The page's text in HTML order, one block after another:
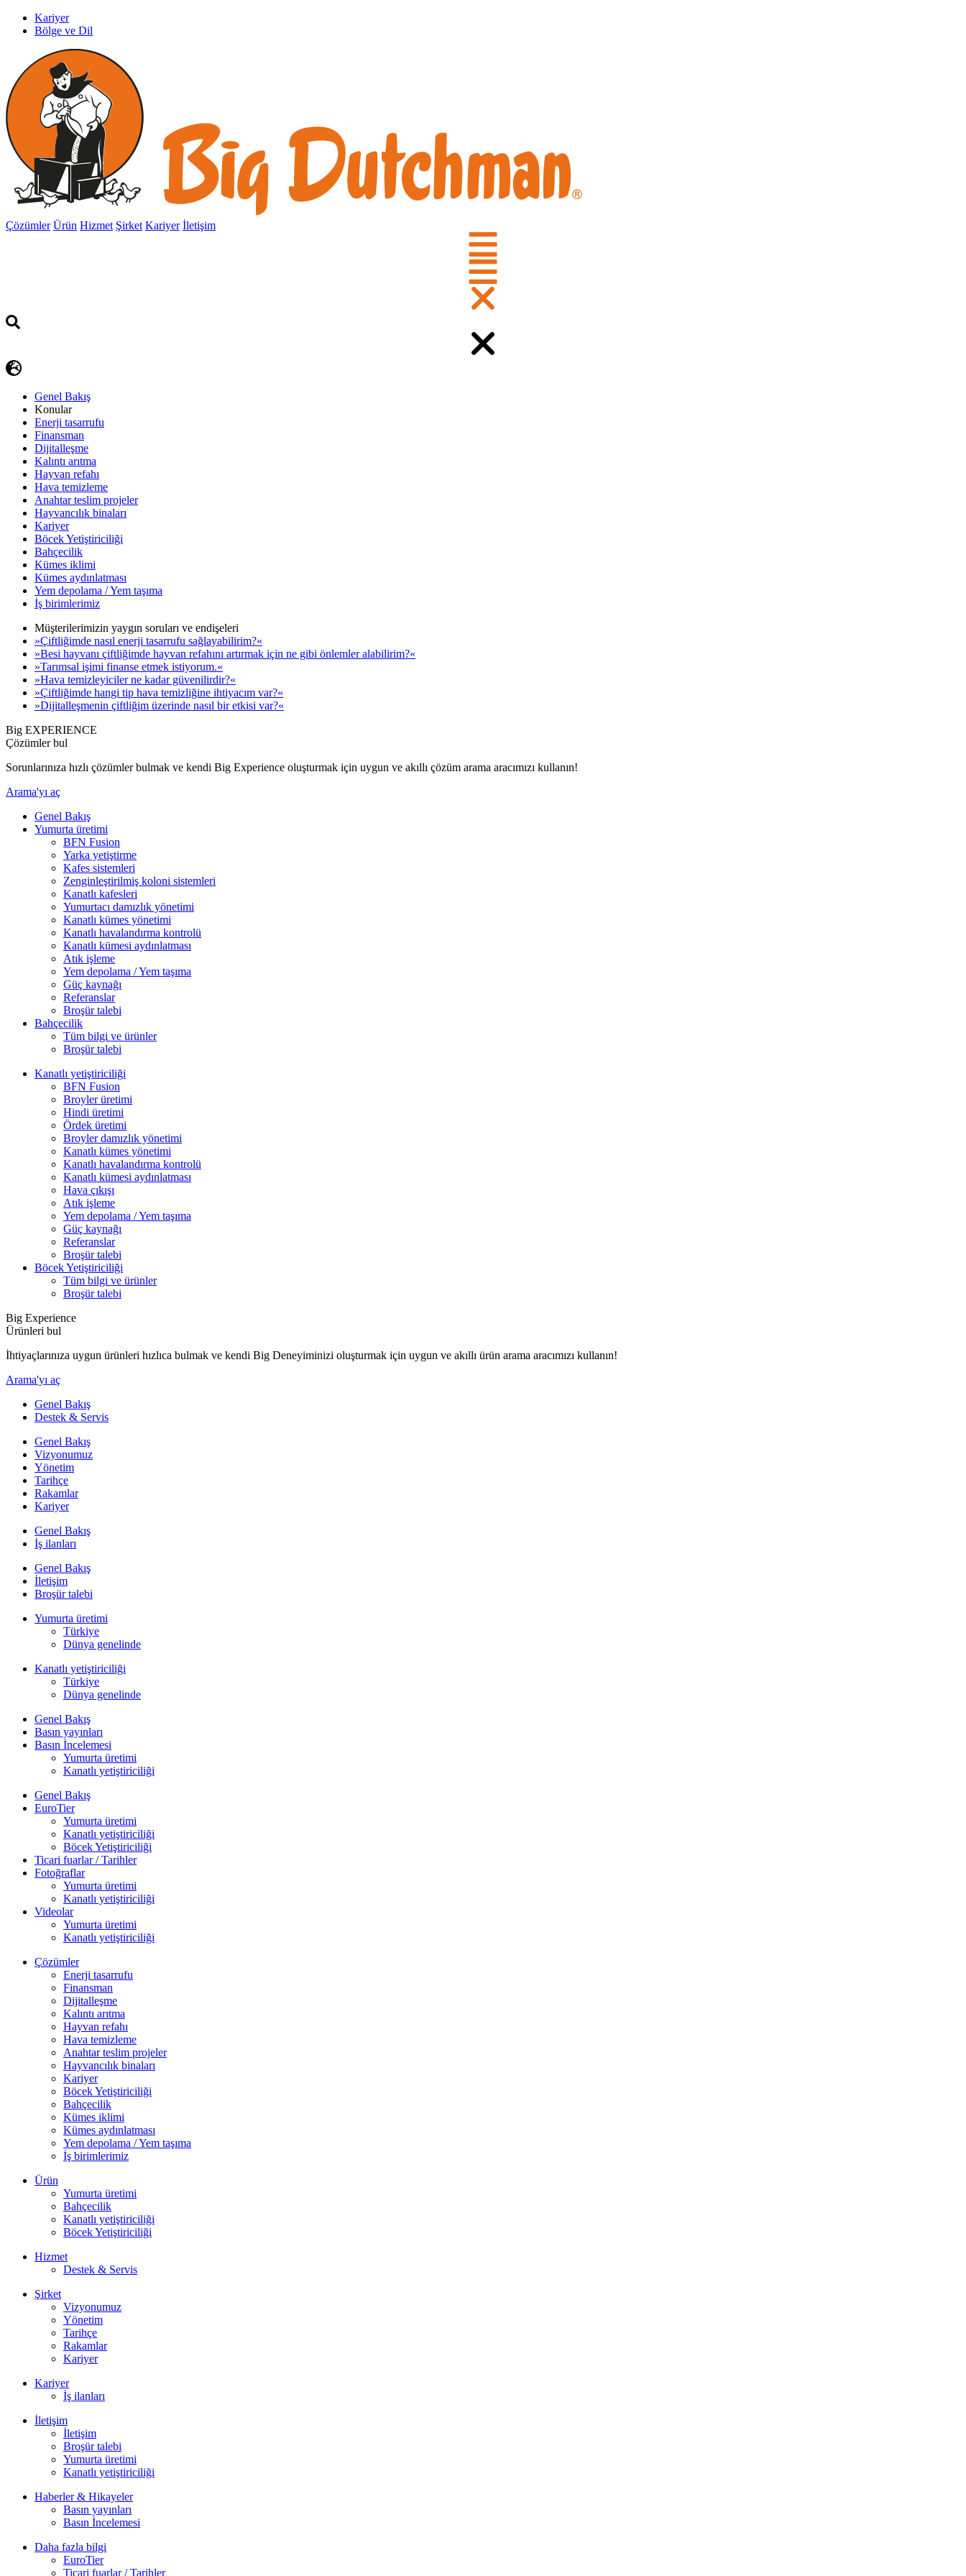
Kariyer
Bölge ve Dil
Çözümler Ürün Hizmet Şirket Kariyer İletişim
Genel Bakış
Konular
Enerji tasarrufu
Finansman
Dijitalleşme
Kalıntı arıtma
Hayvan refahı
Hava temizleme
Anahtar teslim projeler
Hayvancılık binaları
Kariyer
Böcek Yetiştiriciliği
Bahçecilik
Kümes iklimi
Kümes aydınlatması
Yem depolama / Yem taşıma
İş birimlerimiz
Müşterilerimizin yaygın soruları ve endişeleri
»Çiftliğimde nasıl enerji tasarrufu sağlayabilirim?«
»Besi hayvanı çiftliğimde hayvan refahını artırmak için ne gibi önlemler alabilirim?«
»Tarımsal işimi finanse etmek istiyorum.«
»Hava temizleyiciler ne kadar güvenilirdir?«
»Çiftliğimde hangi tip hava temizliğine ihtiyacım var?«
»Dijitalleşmenin çiftliğim üzerinde nasıl bir etkisi var?«
Big EXPERIENCE
Çözümler bul
Sorunlarınıza hızlı çözümler bulmak ve kendi Big Experience oluşturmak için uygun ve akıllı çözüm arama aracımızı kullanın!
Arama'yı aç
Genel Bakış
Yumurta üretimi
BFN Fusion
Yarka yetiştirme
Kafes sistemleri
Zenginleştirilmiş koloni sistemleri
Kanatlı kafesleri
Yumurtacı damızlık yönetimi
Kanatlı kümes yönetimi
Kanatlı havalandırma kontrolü
Kanatlı kümesi aydınlatması
Atık işleme
Yem depolama / Yem taşıma
Güç kaynağı
Referanslar
Broşür talebi
Bahçecilik
Tüm bilgi ve ürünler
Broşür talebi
Kanatlı yetiştiriciliği
BFN Fusion
Broyler üretimi
Hindi üretimi
Ördek üretimi
Broyler damızlık yönetimi
Kanatlı kümes yönetimi
Kanatlı havalandırma kontrolü
Kanatlı kümesi aydınlatması
Hava çıkışı
Atık işleme
Yem depolama / Yem taşıma
Güç kaynağı
Referanslar
Broşür talebi
Böcek Yetiştiriciliği
Tüm bilgi ve ürünler
Broşür talebi
Big Experience
Ürünleri bul
İhtiyaçlarınıza uygun ürünleri hızlıca bulmak ve kendi Big Deneyiminizi oluşturmak için uygun ve akıllı ürün arama aracımızı kullanın!
Arama'yı aç
Genel Bakış
Destek & Servis
Genel Bakış
Vizyonumuz
Yönetim
Tarihçe
Rakamlar
Kariyer
Genel Bakış
İş ilanları
Genel Bakış
İletişim
Broşür talebi
Yumurta üretimi
Türkiye
Dünya genelinde
Kanatlı yetiştiriciliği
Türkiye
Dünya genelinde
Genel Bakış
Basın yayınları
Basın İncelemesi
Yumurta üretimi
Kanatlı yetiştiriciliği
Genel Bakış
EuroTier
Yumurta üretimi
Kanatlı yetiştiriciliği
Böcek Yetiştiriciliği
Ticari fuarlar / Tarihler
Fotoğraflar
Yumurta üretimi
Kanatlı yetiştiriciliği
Videolar
Yumurta üretimi
Kanatlı yetiştiriciliği
Çözümler
Enerji tasarrufu
Finansman
Dijitalleşme
Kalıntı arıtma
Hayvan refahı
Hava temizleme
Anahtar teslim projeler
Hayvancılık binaları
Kariyer
Böcek Yetiştiriciliği
Bahçecilik
Kümes iklimi
Kümes aydınlatması
Yem depolama / Yem taşıma
İş birimlerimiz
Ürün
Yumurta üretimi
Bahçecilik
Kanatlı yetiştiriciliği
Böcek Yetiştiriciliği
Hizmet
Destek & Servis
Şirket
Vizyonumuz
Yönetim
Tarihçe
Rakamlar
Kariyer
Kariyer
İş ilanları
İletişim
İletişim
Broşür talebi
Yumurta üretimi
Kanatlı yetiştiriciliği
Haberler & Hikayeler
Basın yayınları
Basın İncelemesi
Daha fazla bilgi
EuroTier
Ticari fuarlar / Tarihler